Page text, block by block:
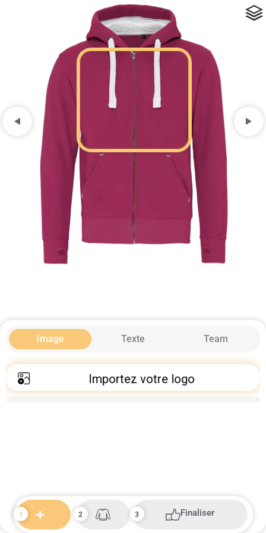
Finaliser
Image Texte Team
Importez votre logo